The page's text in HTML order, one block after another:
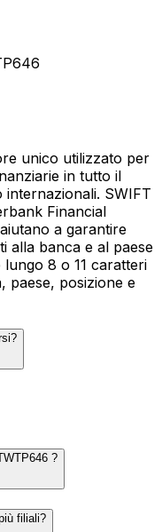
unico utilizzato per
in tutto il
SWIFT
Financial
a garantire
alla banca e al paese
8 o 11 caratteri
paese, posizione e
?
filiali?